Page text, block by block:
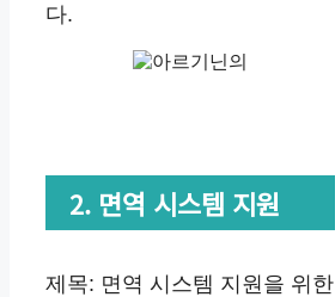
다.
2. 면역 시스템 지원
제목: 면역 시스템 지원을 위한